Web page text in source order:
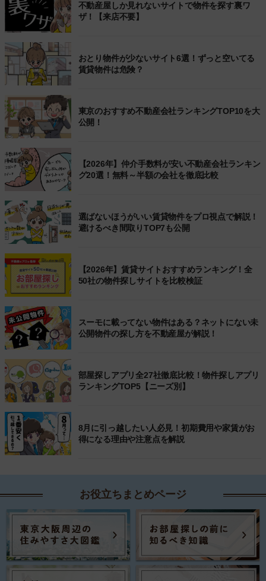
不動産屋しか見れないサイトで物件を探す裏ワ
ザ！【来店不要】
おとり物件が少ないサイト6選！ずっと空いてる
賃貸物件は危険？
東京のおすすめ不動産会社ランキングTOP10を大
公開！
【2026年】仲介手数料が安い不動産会社ランキン
グ20選！無料～半額の会社を徹底比較
選ばないほうがいい賃貸物件をプロ視点で解説！
避けるべき間取りTOP7も公開
【2026年】賃貸サイトおすすめランキング！全
50社の物件探しサイトを比較検証
スーモに載ってない物件はある？ネットにない未
公開物件の探し方を不動産屋が解説！
部屋探しアプリ全27社徹底比較！物件探しアプリ
ランキングTOP5【ニーズ別】
8月に引っ越したい人必見！初期費用や家賃がお
得になる理由や注意点を解説
お役立ちまとめページ